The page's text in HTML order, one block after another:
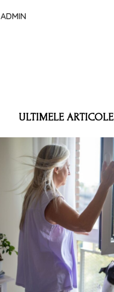
ADMIN
ULTIMELE ARTICOLE